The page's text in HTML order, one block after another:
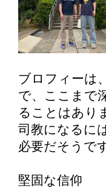
ブロフィーは
で、ここまで
ることはあり
司教になるに
必要だそうで
堅固な信仰